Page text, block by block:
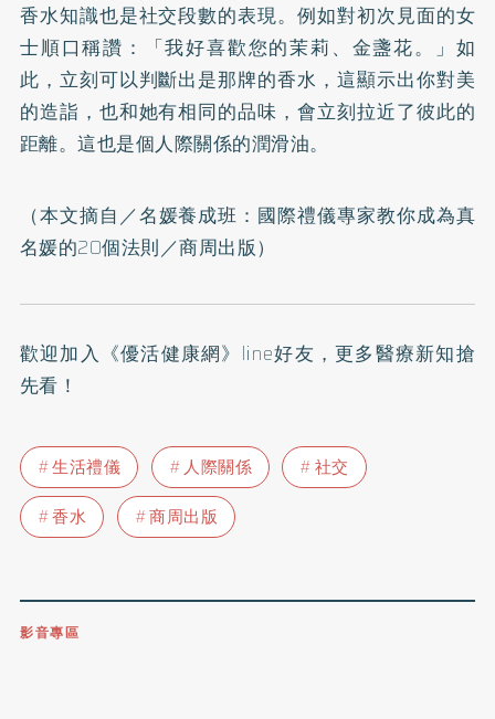
香水知識也是社交段數的表現。例如對初次見面的女
士順口稱讚：「我好喜歡您的茉莉、金盞花。」如
此，立刻可以判斷出是那牌的香水，這顯示出你對美
的造詣，也和她有相同的品味，會立刻拉近了彼此的
距離。這也是個人際關係的潤滑油。
（本文摘自／名媛養成班：國際禮儀專家教你成為真
名媛的20個法則／商周出版）
歡迎加入 《優活健康網》line好友 ，更多醫療新知搶
先看！
生活禮儀 人際關係
社交
香水
商周出版
影音專區